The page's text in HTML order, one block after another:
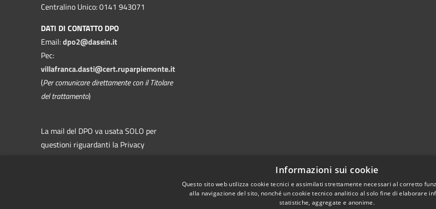
Centralino Unico: 0141 943071
DATI DI CONTATTO DPO
Email:dpo2@dasein.it
Pec:
villafranca.dasti@cert.ruparpiemonte.it
(Per comunicare direttamente con il Titolare
del trattamento)
La mail del DPO va usata SOLO per
questioni riguardanti la Privacy
Informazioni sui cookie
Questo sito web utilizza cookie tecnici e assimilati strettamente necessari al corretto
alla navigazione del sito, nonché un cookie tecnico analitico al solo fine di elaborare
statistiche, aggregate e anonime.